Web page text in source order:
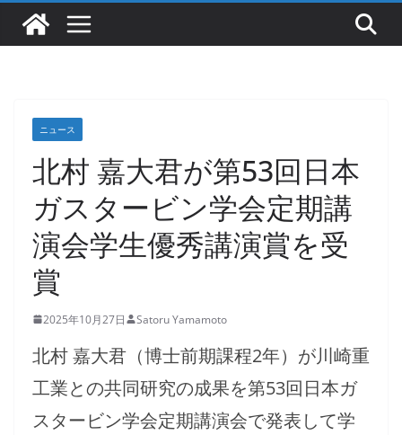
ニュース
北村 嘉大君が第53回日本
ガスタービン学会定期講
演会学生優秀講演賞を受
賞
2025年10月27日 Satoru Yamamoto
北村 嘉大君（博士前期課程2年）が川崎重
工業との共同研究の成果を第53回日本ガ
スタービン学会定期講演会で発表して学